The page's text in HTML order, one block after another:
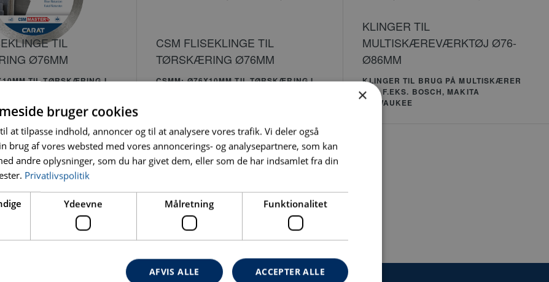
TIL
Ø76MM
TIL TØRSKÆRING I
CSM FLISEKLINGE TIL
TØRSKÆRING Ø76MM
CSMM: Ø76X10MM TIL TØRSKÆRING I
KLINGER TIL
MULTISKÆREVÆRKTØJ Ø76-
Ø86MM
KLINGER TIL BRUG PÅ MULTISKÆRER
FRA F.EKS. BOSCH, MAKITA
MILWAUKEE
×
bruger cookies
at tilpasse indhold, annoncer og til at analysere vores trafik. Vi deler også
brug af vores websted med vores annoncerings- og analysepartnere, som kan
andre oplysninger, som du har givet dem, eller som de har indsamlet fra din
Privatlivspolitik
Ydeevne Målretning Funktionalitet
ACCEPTER ALLE
AFVIS ALLE